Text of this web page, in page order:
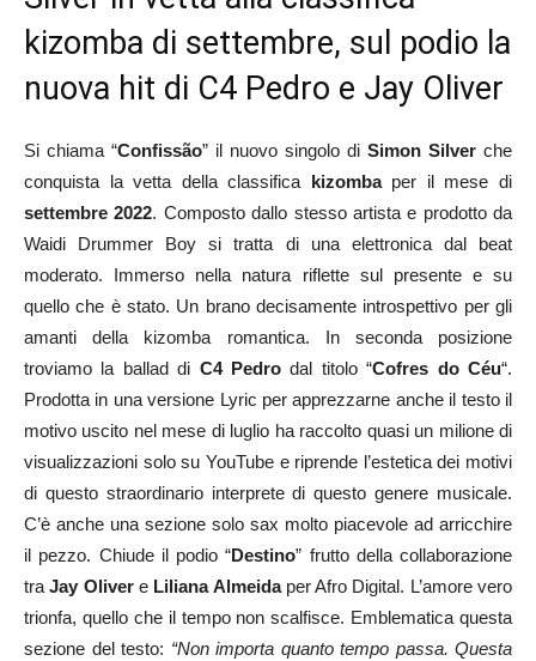
kizomba di settembre, sul podio la
nuova hit di C4 Pedro e Jay Oliver
Si chiama “Confissão” il nuovo singolo di Simon Silver che
conquista la vetta della classifica kizombaper il mese di
settembre 2022. Composto dallo stesso artista e prodotto da
Waidi Drummer Boy si tratta di una elettronica dal beat
moderato. Immerso nella natura riflette sul presente e su
quello che è stato. Un brano decisamente introspettivo per gli
amanti della kizomba romantica. In seconda posizione
troviamo la ballad di C4 Pedro dal titolo “Cofres do Céu“.
Prodotta in una versione Lyric per apprezzarne anche il testo il
motivo uscito nel mese di luglio ha raccolto quasi un milione di
visualizzazioni solo su YouTube e riprende l’estetica dei motivi
di questo straordinario interprete di questo genere musicale.
C’è anche una sezione solo sax molto piacevole ad arricchire
il pezzo. Chiude il podio “Destino” frutto della collaborazione
traJay Olivere Liliana Almeidaper Afro Digital. L’amore vero
trionfa, quello che il tempo non scalfisce. Emblematica questa
sezione del testo: “Non importa quanto tempo passa. Questa